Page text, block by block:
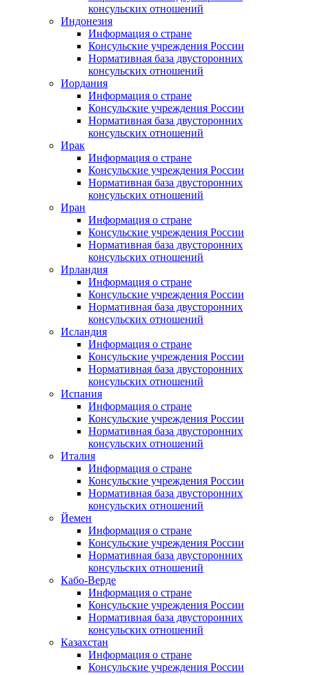
консульских отношений
Индонезия
Информация о стране
Консульские учреждения России
Нормативная база двусторонних
консульских отношений
Иордания
Информация о стране
Консульские учреждения России
Нормативная база двусторонних
консульских отношений
Ирак
Информация о стране
Консульские учреждения России
Нормативная база двусторонних
консульских отношений
Иран
Информация о стране
Консульские учреждения России
Нормативная база двусторонних
консульских отношений
Ирландия
Информация о стране
Консульские учреждения России
Нормативная база двусторонних
консульских отношений
Исландия
Информация о стране
Консульские учреждения России
Нормативная база двусторонних
консульских отношений
Испания
Информация о стране
Консульские учреждения России
Нормативная база двусторонних
консульских отношений
Италия
Информация о стране
Консульские учреждения России
Нормативная база двусторонних
консульских отношений
Йемен
Информация о стране
Консульские учреждения России
Нормативная база двусторонних
консульских отношений
Кабо-Верде
Информация о стране
Консульские учреждения России
Нормативная база двусторонних
консульских отношений
Казахстан
Информация о стране
Консульские учреждения России